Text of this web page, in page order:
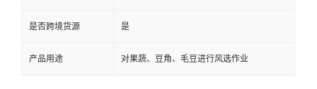
是否跨境货源 是
产品用途 对果蔬、豆角、毛豆进行风选作业